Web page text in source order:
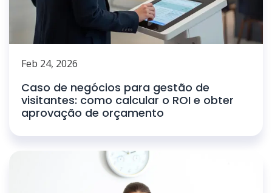
Feb 24, 2026
Caso de negócios para gestão de
visitantes: como calcular o ROI e obter
aprovação de orçamento